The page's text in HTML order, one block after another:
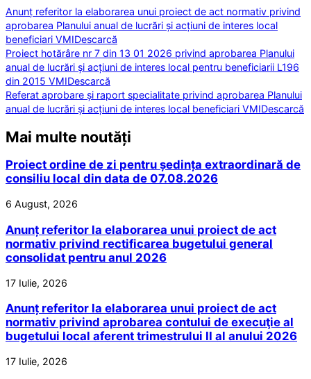
Anunț referitor la elaborarea unui proiect de act normativ privind
aprobarea Planului anual de lucrări și acțiuni de interes local
beneficiari VMIDescarcă
Proiect hotărâre nr 7 din 13 01 2026 privind aprobarea Planului
anual de lucrări și acțiuni de interes local pentru beneficiarii L196
din 2015 VMIDescarcă
Referat aprobare și raport specialitate privind aprobarea Planului
anual de lucrări și acțiuni de interes local beneficiari VMIDescarcă
Mai multe noutăți
Proiect ordine de zi pentru ședința extraordinară de
consiliu local din data de 07.08.2026
6 August, 2026
Anunț referitor la elaborarea unui proiect de act
normativ privind rectificarea bugetului general
consolidat pentru anul 2026
17 Iulie, 2026
Anunț referitor la elaborarea unui proiect de act
normativ privind aprobarea contului de execuţie al
bugetului local aferent trimestrului II al anului 2026
17 Iulie, 2026